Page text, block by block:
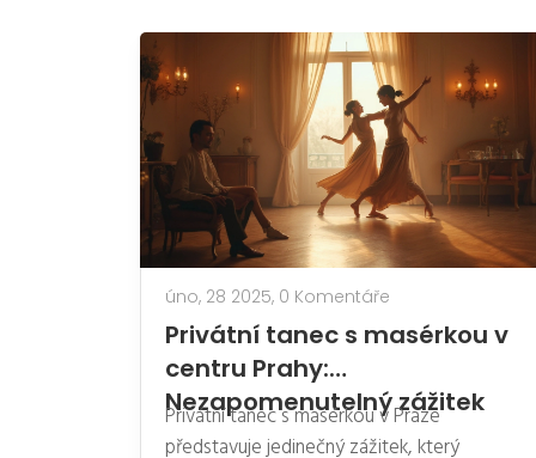
úno, 28 2025, 0 Komentáře
Privátní tanec s masérkou v
centru Prahy:
Nezapomenutelný zážitek
Privátní tanec s masérkou v Praze
představuje jedinečný zážitek, který